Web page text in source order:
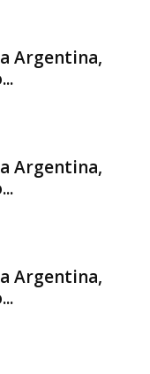
Argentina,
Argentina,
Argentina,